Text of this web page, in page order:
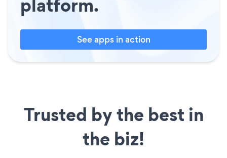
See apps in action
Trusted by the best in
the biz!